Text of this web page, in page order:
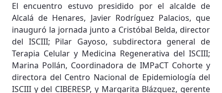
El encuentro estuvo presidido por el alcalde de
Alcalá de Henares, Javier Rodríguez Palacios, que
inauguró la jornada junto a Cristóbal Belda, director
del ISCIII; Pilar Gayoso, subdirectora general de
Terapia Celular y Medicina Regenerativa del ISCIII;
Marina Pollán, Coordinadora de IMPaCT Cohorte y
directora del Centro Nacional de Epidemiología del
ISCIII y del CIBERESP, y Margarita Blázquez, gerente